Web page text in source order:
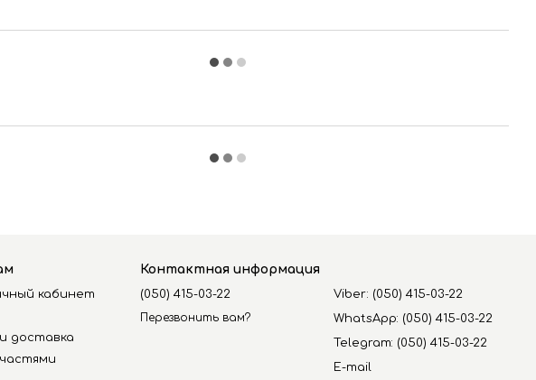
кабинет
доставка
Контактная информация
(050) 415-03-22
Перезвонить вам?
Viber: (050) 415-03-22
WhatsApp: (050) 415-03-22
Telegram: (050) 415-03-22
E-mail